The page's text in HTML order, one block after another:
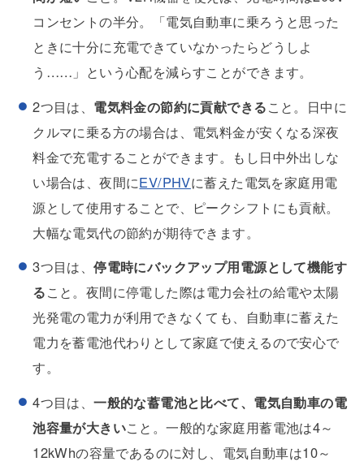
コンセントの半分。「電気自動車に乗ろうと思った
ときに十分に充電できていなかったらどうしよ
う……」という心配を減らすことができます。
2つ目は、 電気料金の節約に貢献できること。日中に
クルマに乗る方の場合は、電気料金が安くなる深夜
料金で充電することができます。もし日中外出しな
い場合は、夜間にEV/PHVに蓄えた電気を家庭用電
源として使用することで、ピークシフトにも貢献。
大幅な電気代の節約が期待できます。
3つ目は、停電時にバックアップ用電源として機能す
ること。夜間に停電した際は電力会社の給電や太陽
光発電の電力が利用できなくても、自動車に蓄えた
電力を蓄電池代わりとして家庭で使えるので安心で
す。
4つ目は、一般的な蓄電池と比べて、電気自動車の電
池容量が大きいこと。一般的な家庭用蓄電池は4～
12kWhの容量であるのに対し、電気自動車は10～